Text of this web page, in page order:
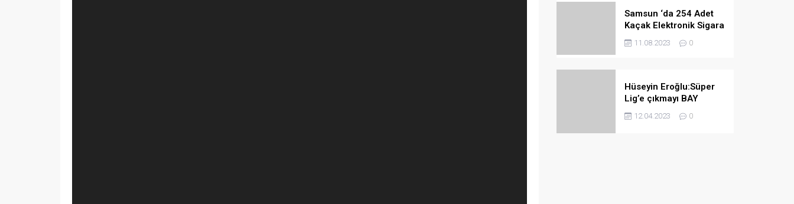
Samsun ‘da 254 Adet
Kaçak Elektronik Sigara
Ele Geçirilmiştir
11.08.2023 0
Hüseyin Eroğlu:Süper
Lig’e çıkmayı BAY
haftada bile
garantileyebiliriz
12.04.2023 0